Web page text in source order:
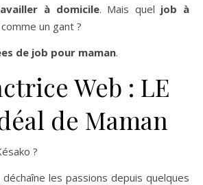
à domicile. Mais quel job à
un gant ?
de job pour maman.
Web : LE
de Maman
?
déchaîne les passions depuis quelques